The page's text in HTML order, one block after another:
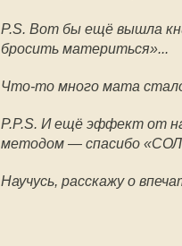
P.S. Вот бы ещё вышла
бросить материться»...
Что-то много мата
P.P.S. И ещё эффект от
методом — спасибо
Научусь, расскажу о